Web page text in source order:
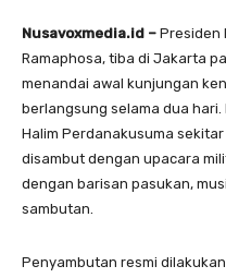
Nusavoxmedia.id – Presiden
Ramaphosa, tiba di Jakarta
menandai awal kunjungan
berlangsung selama dua hari.
Halim Perdanakusuma sekitar
disambut dengan upacara
dengan barisan pasukan,
sambutan.
Penyambutan resmi